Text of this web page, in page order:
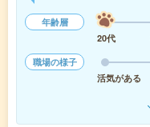
年齢層
20代
職場の様子
活気がある